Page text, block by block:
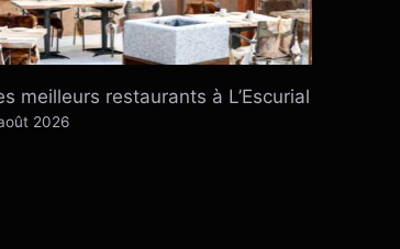
meilleurs restaurants à L’Escurial
2026